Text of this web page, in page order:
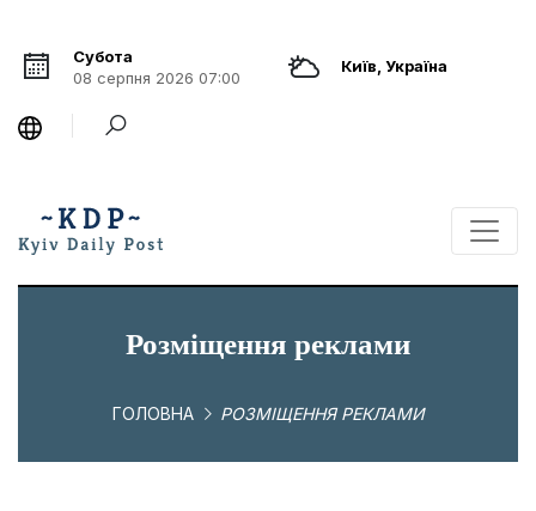
Субота
08 серпня 2026 07:00
Київ, Україна
Розміщення реклами
ГОЛОВНА РОЗМІЩЕННЯ РЕКЛАМИ